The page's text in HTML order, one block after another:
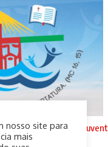
pela comissão para a
nosso site para
mais